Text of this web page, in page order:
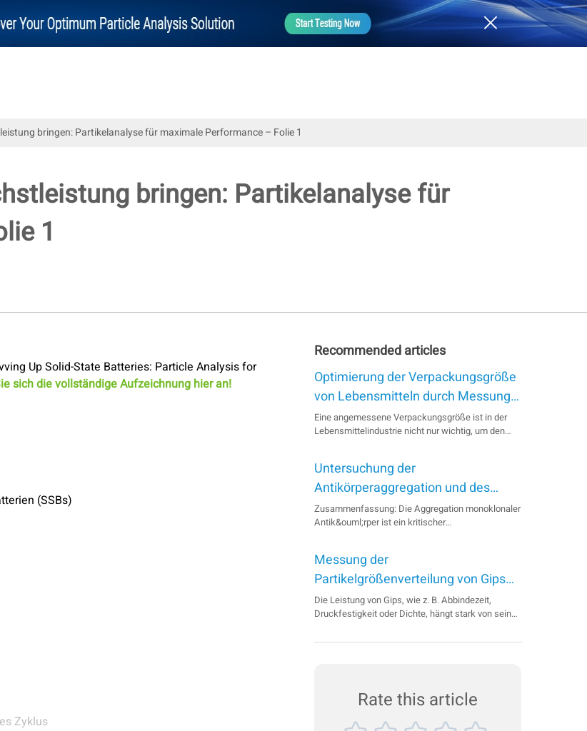
bringen: Partikelanalyse für maximale Performance – Folie 1
bringen: Partikelanalyse für
1
Up Solid-State Batteries: Particle Analysis for
sich die vollständige Aufzeichnung hier an!
(SSBs)
Zyklus
Recommended articles
Optimierung der Verpackungsgröße
von Lebensmitteln durch Messung
der abgestochenen Dichte
Eine angemessene Verpackungsgröße ist in der
Lebensmittelindustrie nicht nur wichtig, um den
Transport der Produkte zu senken. In diesem
Anwendungshinweis wird untersucht, wie die
Größe des Lebensmittelbehälters für Pulver durch
Messung der Schüttdichte und des...
Untersuchung der
Antikörperaggregation und des
Molekulargewichts mit dem BeSEC
Zusammenfassung: Die Aggregation monoklonaler
Antik&ouml;rper ist ein kritischer
dieser Studie wurde die
Gr&ouml;&szlig;enausschlusschromatographie in
Kombination mit statischer Lichtstreuung und
Brechungsi...
Messung der
Partikelgrößenverteilung von Gips
mittels Laserbeugung
Die Leistung von Gips, wie z. B. Abbindezeit,
Druckfestigkeit oder Dichte, hängt stark von seiner
Analysegerät für die Qualitätskontrolle, ermöglicht
Rate this article